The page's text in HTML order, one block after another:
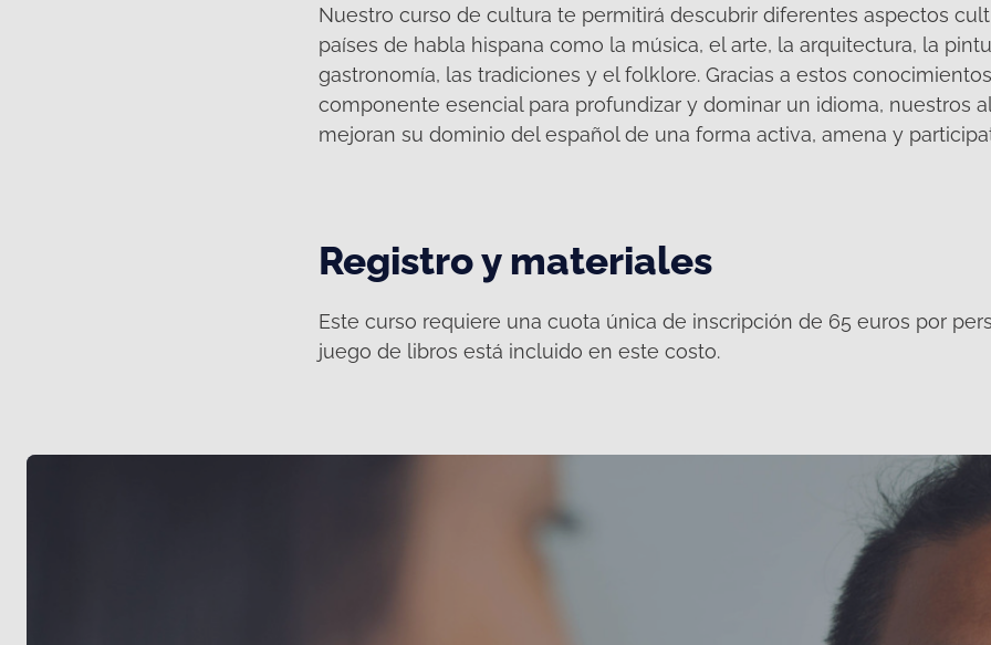
Nuestro curso de cultura te permitirá descubrir diferentes aspectos
países de habla hispana como la música, el arte, la arquitectura, la
gastronomía, las tradiciones y el folklore. Gracias a estos
componente esencial para profundizar y dominar un idioma, nuestros
mejoran su dominio del español de una forma activa, amena y
Registro y materiales
Este curso requiere una cuota única de inscripción de 65 euros por
juego de libros está incluido en este costo.